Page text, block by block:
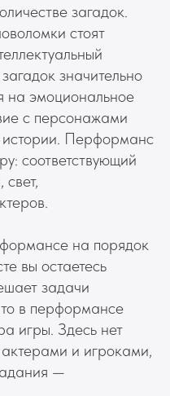
загадок.
стоят
значительно
на эмоциональное
с персонажами
Перформанс
соответствующий
на порядок
вы остаетесь
задачи
в перформансе
игры. Здесь нет
и игроками,
—